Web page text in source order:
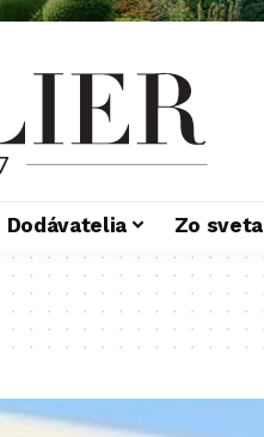
Dodávatelia Zo sveta